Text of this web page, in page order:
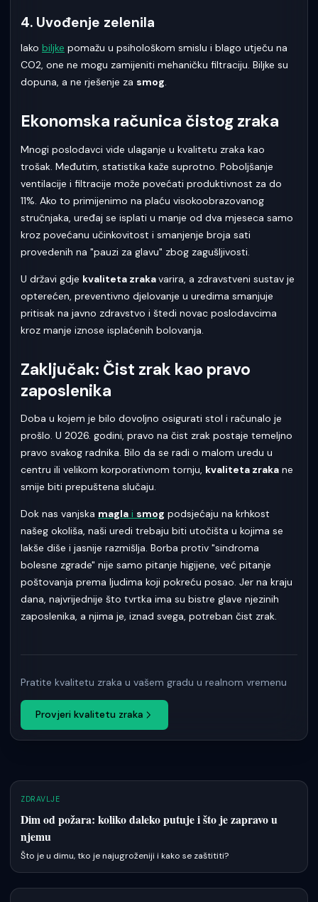
4. Uvođenje zelenila
Iako biljke pomažu u psihološkom smislu i blago utječu na
CO2, one ne mogu zamijeniti mehaničku filtraciju. Biljke su
dopuna, a ne rješenje za smog.
Ekonomska računica čistog zraka
Mnogi poslodavci vide ulaganje u kvalitetu zraka kao
trošak. Međutim, statistika kaže suprotno. Poboljšanje
ventilacije i filtracije može povećati produktivnost za do
11%. Ako to primijenimo na plaću visokoobrazovanog
stručnjaka, uređaj se isplati u manje od dva mjeseca samo
kroz povećanu učinkovitost i smanjenje broja sati
provedenih na "pauzi za glavu" zbog zagušljivosti.
U državi gdje kvaliteta zrakavarira, a zdravstveni sustav je
opterećen, preventivno djelovanje u uredima smanjuje
pritisak na javno zdravstvo i štedi novac poslodavcima
kroz manje iznose isplaćenih bolovanja.
Zaključak: Čist zrak kao pravo
zaposlenika
Doba u kojem je bilo dovoljno osigurati stol i računalo je
prošlo. U 2026. godini, pravo na čist zrak postaje temeljno
pravo svakog radnika. Bilo da se radi o malom uredu u
centru ili velikom korporativnom tornju, kvaliteta zraka ne
smije biti prepuštena slučaju.
Dok nas vanjska magla i smog podsjećaju na krhkost
našeg okoliša, naši uredi trebaju biti utočišta u kojima se
lakše diše i jasnije razmišlja. Borba protiv "sindroma
bolesne zgrade" nije samo pitanje higijene, već pitanje
poštovanja prema ljudima koji pokreću posao. Jer na kraju
dana, najvrijednije što tvrtka ima su bistre glave njezinih
zaposlenika, a njima je, iznad svega, potreban čist zrak.
Pratite kvalitetu zraka u vašem gradu u realnom vremenu
Provjeri kvalitetu zraka
ZDRAVLJE
Dim od požara: koliko daleko putuje i što je zapravo u
njemu
Što je u dimu, tko je najugroženiji i kako se zaštititi?